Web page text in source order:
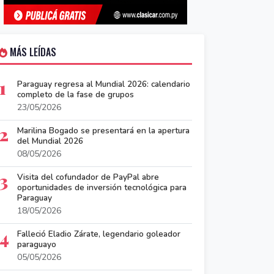
MÁS LEÍDAS
Paraguay regresa al Mundial 2026: calendario
completo de la fase de grupos
23/05/2026
Marilina Bogado se presentará en la apertura
del Mundial 2026
08/05/2026
Visita del cofundador de PayPal abre
oportunidades de inversión tecnológica para
Paraguay
18/05/2026
Falleció Eladio Zárate, legendario goleador
paraguayo
05/05/2026